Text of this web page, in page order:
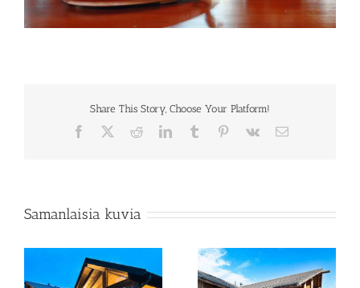
Share This Story, Choose Your Platform!
Facebook RedditLinkedInTumblr Pinterest
Vk Sähköposti
Samanlaisia kuvia